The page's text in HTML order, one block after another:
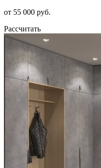
от 55 000 руб.
Рассчитать